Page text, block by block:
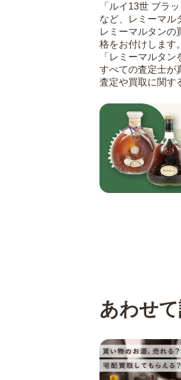
「ルイ13世 ブラ
など、レミーマル
レミーマルタンの
格をお付けします。
「レミーマルタ
すべての査定士が
査定や買取に関す
あわせ